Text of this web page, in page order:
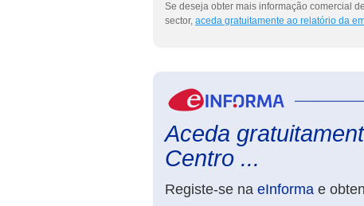
Se deseja obter mais informação comercial
sector, aceda gratuitamente ao relatório da
Aceda
Centro ...
Registe-se na eInforma e